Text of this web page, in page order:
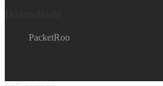
PacketRoo